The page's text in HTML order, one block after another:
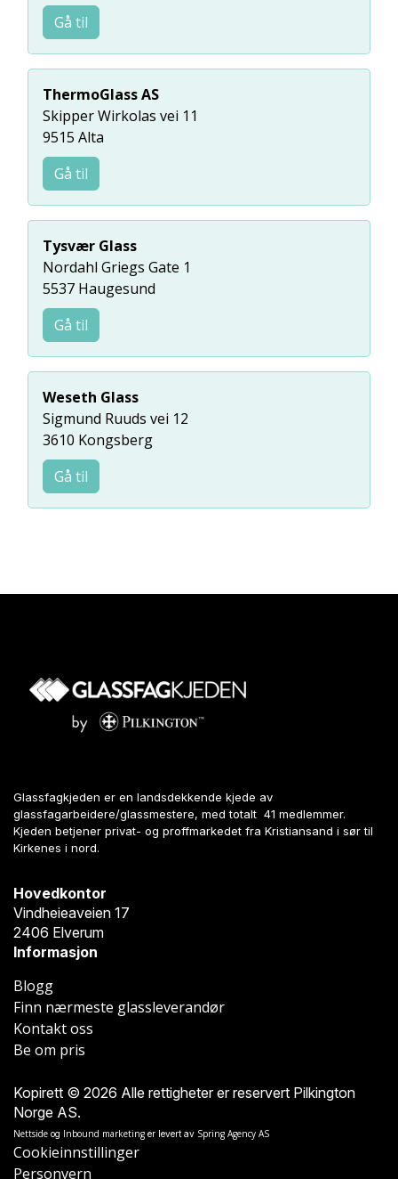
Gå til
ThermoGlass AS
Skipper Wirkolas vei 11
9515 Alta
Gå til
Tysvær Glass
Nordahl Griegs Gate 1
5537 Haugesund
Gå til
Weseth Glass
Sigmund Ruuds vei 12
3610 Kongsberg
Gå til
Glassfagkjeden er en landsdekkende kjede av
glassfagarbeidere/glassmestere, med totalt 41 medlemmer.
Kjeden betjener privat- og proffmarkedet fra Kristiansand i sør til
Kirkenes i nord.
Hovedkontor
Vindheieaveien 17
2406 Elverum
Informasjon
Blogg
Finn nærmeste glassleverandør
Kontakt oss
Be om pris
Kopirett © 2026 Alle rettigheter er reservert Pilkington
Norge AS.
Nettside og Inbound marketing er levert av Spring Agency AS
Cookieinnstillinger
Personvern